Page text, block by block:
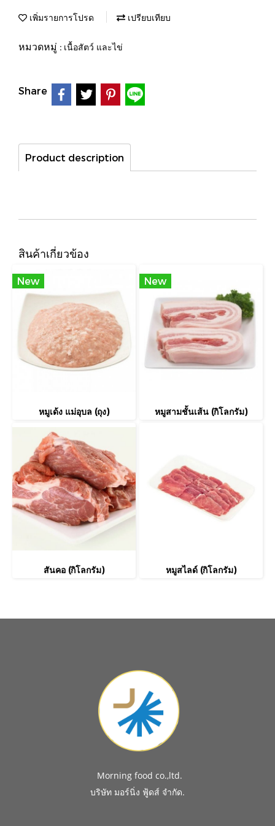
เพิ่มรายการโปรด เปรียบเทียบ
หมวดหมู่ : เนื้อสัตว์ และไข่
Share
Product description
สินค้าเกี่ยวข้อง
New
หมูเด้ง แม่อุบล (ถุง)
New
หมูสามชั้นเส้น (กิโลกรัม)
สันคอ (กิโลกรัม) หมูสไลด์ (กิโลกรัม)
Morning food co.,ltd.
บริษัท มอร์นิ่ง ฟู้ดส์ จำกัด.